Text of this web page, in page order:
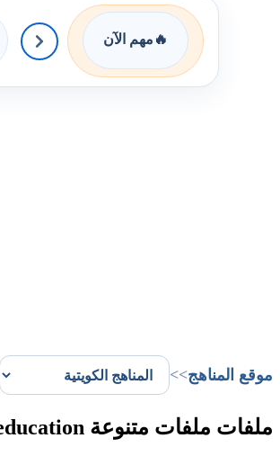
🔥 مهم الآن
موقع المناهج>>
ملفات ملفات متنوعة online_education بحسب أخبار الفصل الثاني في الكويت